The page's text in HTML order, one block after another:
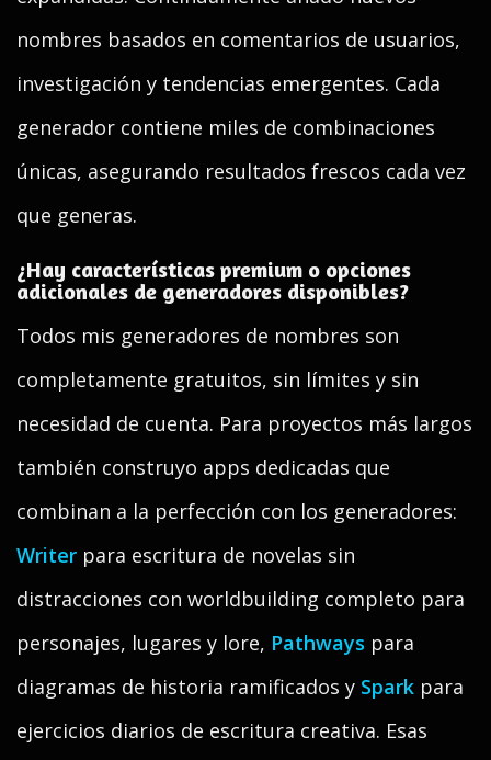
nombres basados en comentarios de usuarios,
investigación y tendencias emergentes. Cada
generador contiene miles de combinaciones
únicas, asegurando resultados frescos cada vez
que generas.
¿Hay características premium o opciones
adicionales de generadores disponibles?
Todos mis generadores de nombres son
completamente gratuitos, sin límites y sin
necesidad de cuenta. Para proyectos más largos
también construyo apps dedicadas que
combinan a la perfección con los generadores:
Writer para escritura de novelas sin
distracciones con worldbuilding completo para
personajes, lugares y lore, Pathways para
diagramas de historia ramificados y Spark para
ejercicios diarios de escritura creativa. Esas